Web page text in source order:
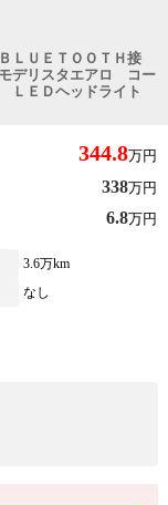
ＬＵＥＴＯＯＴＨ接
デリスタエアロ コー
ＬＥＤヘッドライト
344.8万円
338万円
6.8万円
3.6万km
なし